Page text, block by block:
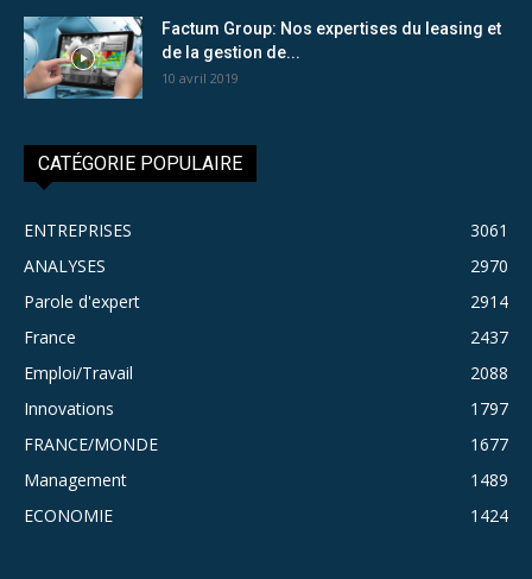
Factum Group: Nos expertises du leasing et
de la gestion de...
10 avril 2019
CATÉGORIE POPULAIRE
ENTREPRISES
3061
ANALYSES
2970
Parole d'expert
2914
France
2437
Emploi/Travail
2088
Innovations
1797
FRANCE/MONDE
1677
Management
1489
ECONOMIE
1424